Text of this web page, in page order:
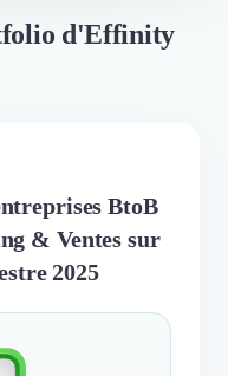
d'Effinity
BtoB
& Ventes sur
2025